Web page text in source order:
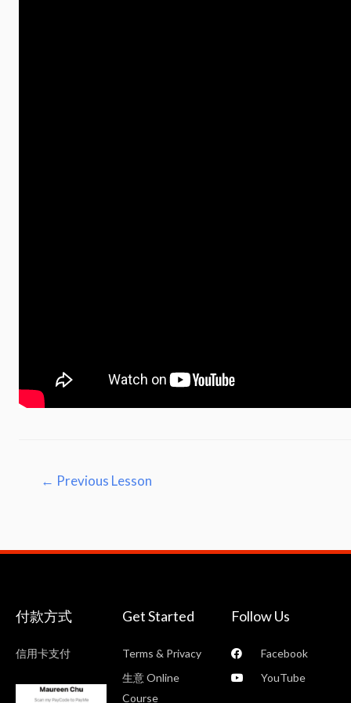
← Previous Lesson
付款方式
信用卡支付
Get Started
Terms & Privacy
生意 Online
Course
Follow Us
Facebook
YouTube